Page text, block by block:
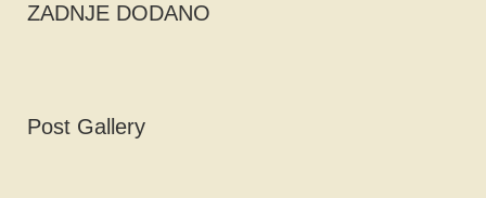
ZADNJE DODANO
Post Gallery